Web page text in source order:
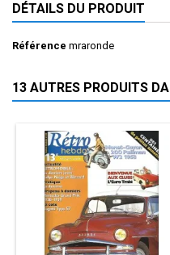
DÉTAILS DU PRODUIT
Référence mraronde
13 AUTRES PRODUITS